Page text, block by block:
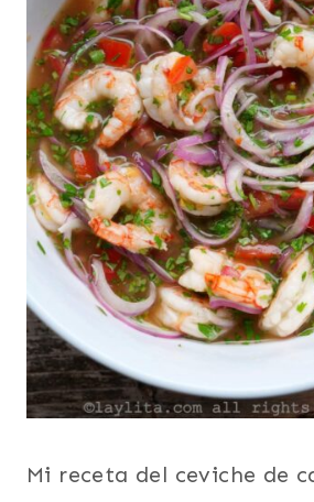
Mi receta del ceviche de